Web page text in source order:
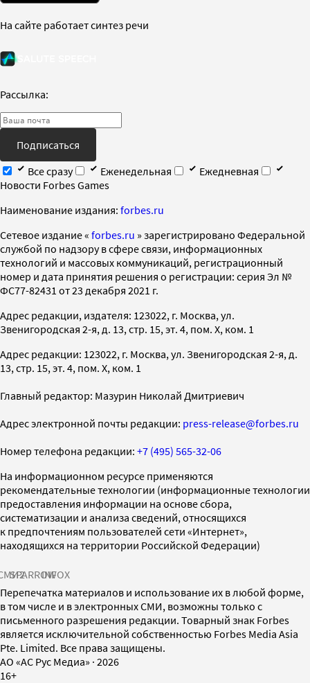
На сайте работает синтез речи
Рассылка:
Подписаться
Все сразу
Еженедельная
Ежедневная
Новости Forbes Games
Наименование издания: forbes.ru
Cетевое издание « forbes.ru » зарегистрировано Федеральной
службой по надзору в сфере связи, информационных
технологий и массовых коммуникаций, регистрационный
номер и дата принятия решения о регистрации: серия Эл №
ФС77-82431 от 23 декабря 2021 г.
Адрес редакции, издателя: 123022, г. Москва, ул.
Звенигородская 2-я, д. 13, стр. 15, эт. 4, пом. X, ком. 1
Адрес редакции: 123022, г. Москва, ул. Звенигородская 2-я, д.
13, стр. 15, эт. 4, пом. X, ком. 1
Главный редактор: Мазурин Николай Дмитриевич
Адрес электронной почты редакции: press-release@forbes.ru
Номер телефона редакции: +7 (495) 565-32-06
На информационном ресурсе применяются
рекомендательные технологии (информационные технологии
предоставления информации на основе сбора,
систематизации и анализа сведений, относящихся
к предпочтениям пользователей сети «Интернет»,
находящихся на территории Российской Федерации)
SPARROWINFOX
Перепечатка материалов и использование их в любой форме,
в том числе и в электронных СМИ, возможны только с
письменного разрешения редакции. Товарный знак Forbes
является исключительной собственностью Forbes Media Asia
Pte. Limited. Все права защищены.
AO «АС Рус Медиа» · 2026
16+